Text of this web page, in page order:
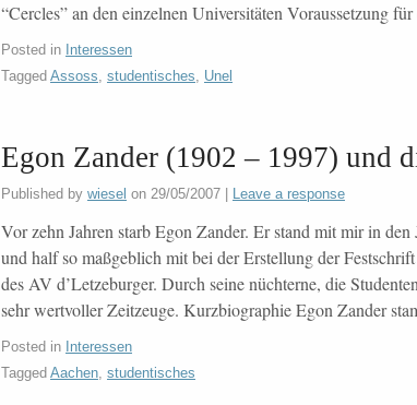
“Cercles” an den einzelnen Universitäten Voraussetzung
Posted in Interessen
Tagged Assoss, studentisches, Unel
Egon Zander (1902 – 1997) und
Published by wiesel on 29/05/2007 Leave a response
Vor zehn Jahren starb Egon Zander. Er stand mit mir in
und half so maßgeblich mit bei der Erstellung der
des AV d’Letzeburger. Durch seine nüchterne, die
sehr wertvoller Zeitzeuge. Kurzbiographie Egon Zander
Posted in Interessen
Tagged Aachen, studentisches